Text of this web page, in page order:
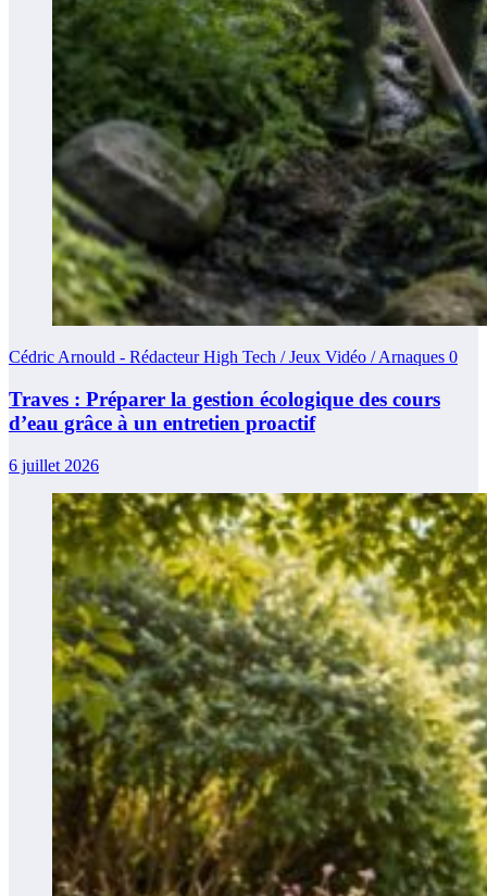
Cédric Arnould - Rédacteur High Tech / Jeux Vidéo / Arnaques 0
Traves : Préparer la gestion écologique des cours
d’eau grâce à un entretien proactif
6 juillet 2026